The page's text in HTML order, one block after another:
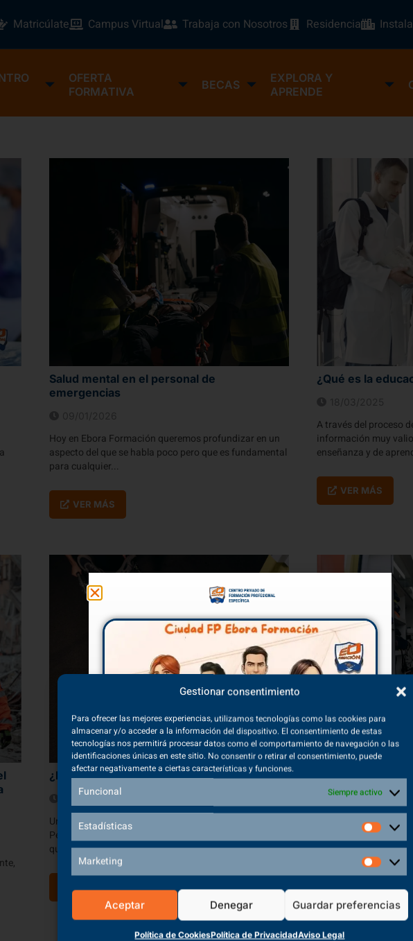
Gestionar consentimiento
Para ofrecer las mejores experiencias, utilizamos tecnologías como las cookies para
almacenar y/o acceder a la información del dispositivo. El consentimiento de estas
tecnologías nos permitirá procesar datos como el comportamiento de navegación o las
identificaciones únicas en este sitio. No consentir o retirar el consentimiento, puede
afectar negativamente a ciertas características y funciones.
Funcional Siempre activo
Estadísticas
Marketing
Aceptar Denegar Guardar preferencias
Política de CookiesPolítica de PrivacidadAviso Legal
Matricúlate Campus Virtual Trabaja con Nosotros Residencia
OFERTA
FORMATIVA
BECAS
EXPLORA Y
APRENDE
Salud mental en el personal de
emergencias
Hoy en Ebora Formación queremos profundizar en un
aspecto del que se habla poco pero que es fundamental
para cualquier...
VER MÁS
¿Qué es la
A través del proceso
información muy
enseñanza y de
VER MÁS
¿En qué puede trabajar un TES?
19/10/2023
Un TES es un profesional de futuro y con vocación.
Pero, ¿sabes cuáles son los puestos laborales en los
que...
¿TES o
que debes saber
11/10/2023
En muchas
ambulancias como
solamente a la labor
VER MÁS